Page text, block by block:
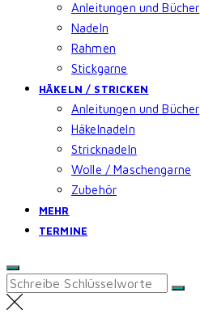
Anleitungen und Bücher
Nadeln
Rahmen
Stickgarne
HÄKELN / STRICKEN
Anleitungen und Bücher
Häkelnadeln
Stricknadeln
Wolle / Maschengarne
Zubehör
MEHR
TERMINE
Search
for: